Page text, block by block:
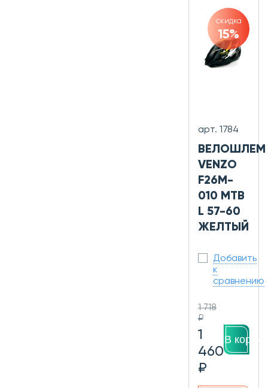
скидка
15%
арт. 1784
ВЕЛОШЛЕМ
VENZO
F26M-
010 МТВ
L 57-60
ЖЕЛТЫЙ
Добавить
к
сравнению
1 718
₽
1
460
₽
В